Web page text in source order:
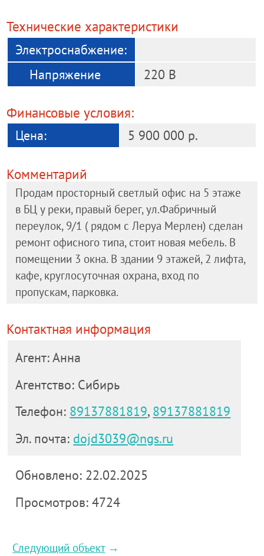
Технические характеристики
Электроснабжение:
Напряжение
220 В
Финансовые условия:
Цена: 5 900 000 р.
Комментарий
Продам просторный светлый офис на 5 этаже
в БЦ у реки, правый берег, ул.Фабричный
переулок, 9/1 ( рядом с Леруа Мерлен) сделан
ремонт офисного типа, стоит новая мебель. В
помещении 3 окна. В здании 9 этажей, 2 лифта,
кафе, круглосуточная охрана, вход по
пропускам, парковка.
Контактная информация
Агент: Анна
Агентство: Сибирь
Телефон: 89137881819, 89137881819
Эл. почта: dojd3039@ngs.ru
Обновлено: 22.02.2025
Просмотров: 4724
Следующий объект→